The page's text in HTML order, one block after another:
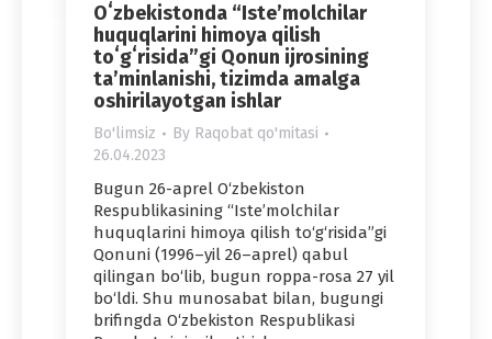
Oʻzbekistonda “Isteʼmolchilar
huquqlarini himoya qilish
toʻgʻrisida”gi Qonun ijrosining
taʼminlanishi, tizimda amalga
oshirilayotgan ishlar
Bo'limsiz By Raqobat qo'mitasi
26.04.2023
Bugun 26-aprel O‘zbekiston
Respublikasining “Iste’molchilar
huquqlarini himoya qilish to‘g‘risida”gi
Qonuni (1996–yil 26–aprel) qabul
qilingan bo‘lib, bugun roppa-rosa 27 yil
bo‘ldi. Shu munosabat bilan, bugungi
brifingda O‘zbekiston Respublikasi